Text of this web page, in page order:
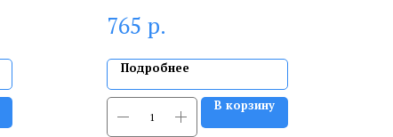
765 р.
Подробнее
В корзину